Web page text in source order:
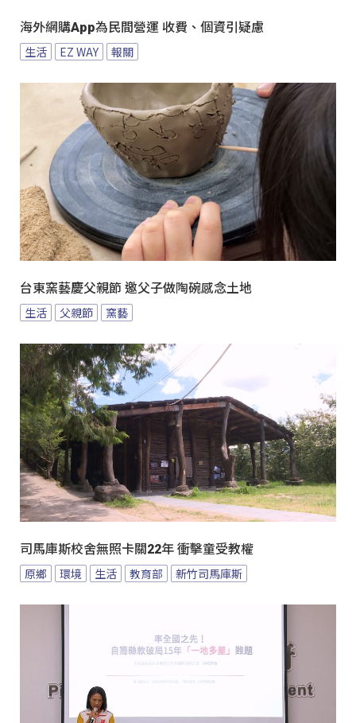
海外網購App為民間營運 收費、個資引疑慮
生活 EZ WAY 報關
台東窯藝慶父親節 邀父子做陶碗感念土地
生活 父親節 窯藝
司馬庫斯校舍無照卡關22年 衝擊童受教權
原鄉 環境 生活 教育部 新竹司馬庫斯